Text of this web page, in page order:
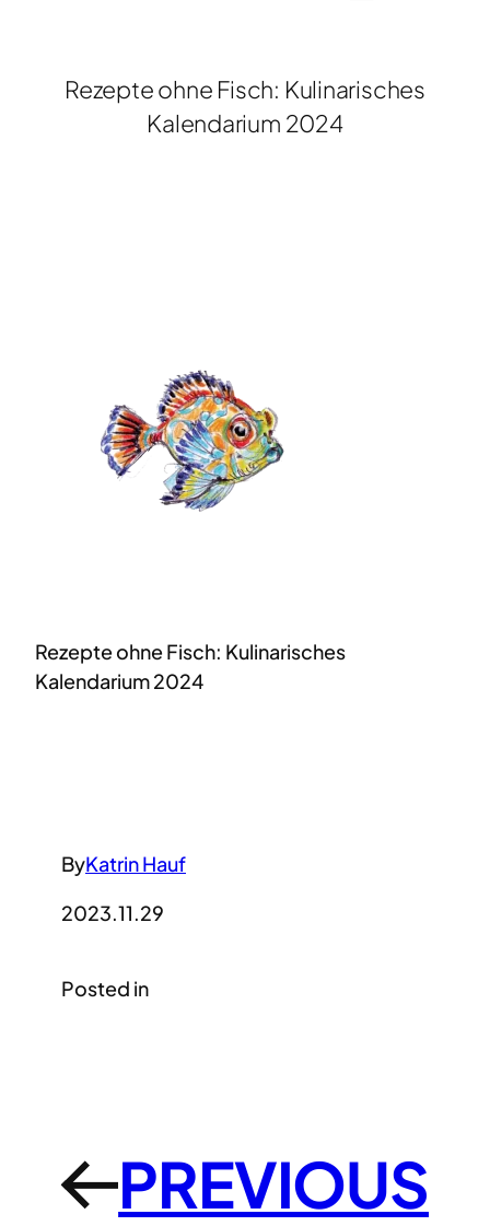
Rezepte ohne Fisch: Kulinarisches
Kalendarium 2024
Rezepte ohne Fisch: Kulinarisches
Kalendarium 2024
ByKatrin Hauf
2023.11.29
Posted in
←PREVIOUS